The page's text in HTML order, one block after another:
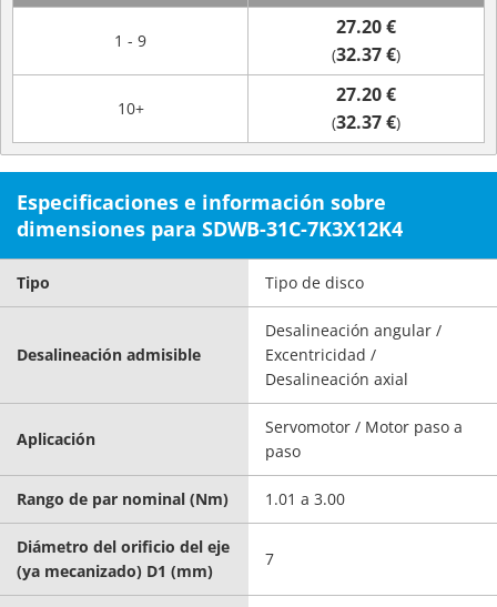
1 - 9
27.20 €
(32.37 €)
10+
27.20 €
(32.37 €)
Especificaciones e información sobre
dimensiones para SDWB-31C-7K3X12K4
Tipo Tipo de disco
Desalineación admisible
Desalineación angular /
Excentricidad /
Desalineación axial
Aplicación
Servomotor / Motor paso a
paso
Rango de par nominal (Nm) 1.01 a 3.00
Diámetro del orificio del eje
(ya mecanizado) D1 (mm)
7